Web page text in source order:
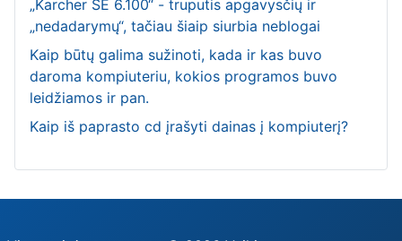
„Karcher SE 6.100“ - truputis apgavysčių ir
„nedadarymų“, tačiau šiaip siurbia neblogai
Kaip būtų galima sužinoti, kada ir kas buvo
daroma kompiuteriu, kokios programos buvo
leidžiamos ir pan.
Kaip iš paprasto cd įrašyti dainas į kompiuterį?